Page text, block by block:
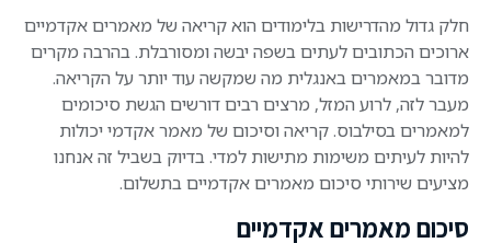
חלק גדול מהדרישות בלימודים הוא קריאה של מאמרים אקדמיים
ארוכים הכתובים לעתים בשפה יבשה ומסורבלת. בהרבה מקרים
מדובר במאמרים באנגלית מה שמקשה עוד יותר על הקריאה.
מעבר לזה, לרוע המזל, מרצים רבים דורשים הגשת סיכומים
למאמרים בסילבוס. קריאה וסיכום של מאמר אקדמי יכולות
להיות לעיתים משימות מתישות למדי. בדיוק בשביל זה אנחנו
מציעים שירותי סיכום מאמרים אקדמיים בתשלום.
סיכום מאמרים אקדמיים